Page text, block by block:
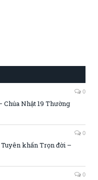
0
Chúa Nhật 19 Thường
0
khấn Trọn đời –
0